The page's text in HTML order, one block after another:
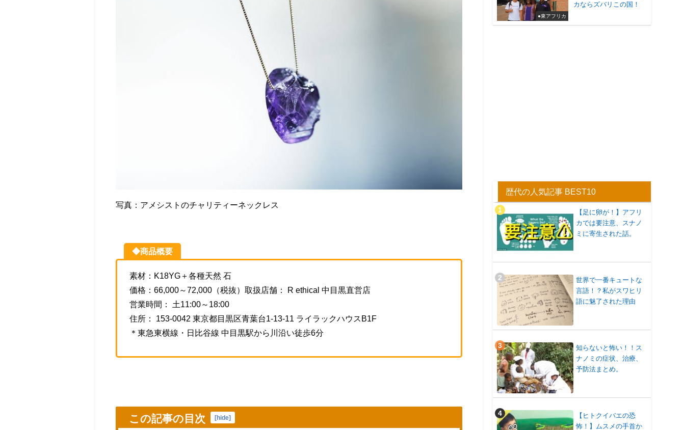
写真：アメシストのチャリティーネックレス
◆商品概要
素材：K18YG＋各種天然 石
価格：66,000～72,000（税抜）取扱店舗： R ethical 中目黒直営店
営業時間： 土11:00～18:00
住所： 153-0042 東京都目黒区青葉台1-13-11 ライラックハウスB1F
＊東急東横線・日比谷線 中目黒駅から川沿い徒歩6分
この記事の目次 [hide]
●東アフリカ
カならズバリこの国！
歴代の人気記事 BEST10
【足に卵が！】アフリ
カでは要注意、スナノ
ミに寄生された話。
世界で一番キュートな
言語！？私がスワヒリ
語に魅了された理由
知らないと怖い！！ス
ナノミの症状、治療、
予防法まとめ。
【ヒトクイバエの恐
怖！】ムスメの手首か